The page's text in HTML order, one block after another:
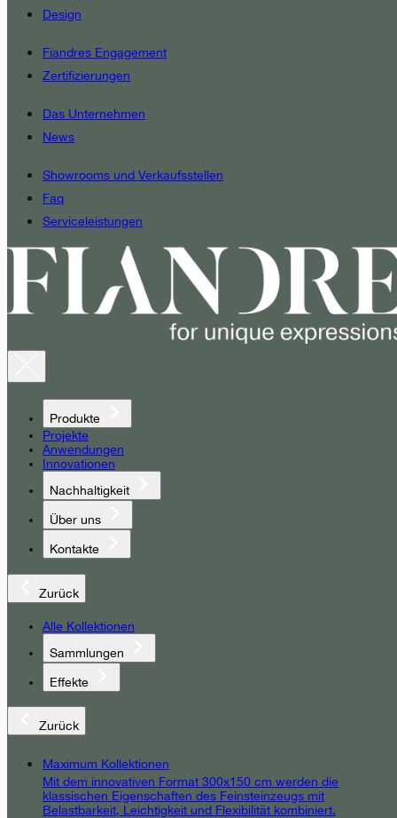
Design
Fiandres Engagement
Zertifizierungen
Das Unternehmen
News
Showrooms und Verkaufsstellen
Faq
Serviceleistungen
Produkte
Projekte
Anwendungen
Innovationen
Nachhaltigkeit
Über uns
Kontakte
Zurück
Alle Kollektionen
Sammlungen
Effekte
Zurück
Maximum Kollektionen
Mit dem innovativen Format 300x150 cm werden die
klassischen Eigenschaften des Feinsteinzeugs mit
Belastbarkeit, Leichtigkeit und Flexibilität kombiniert.